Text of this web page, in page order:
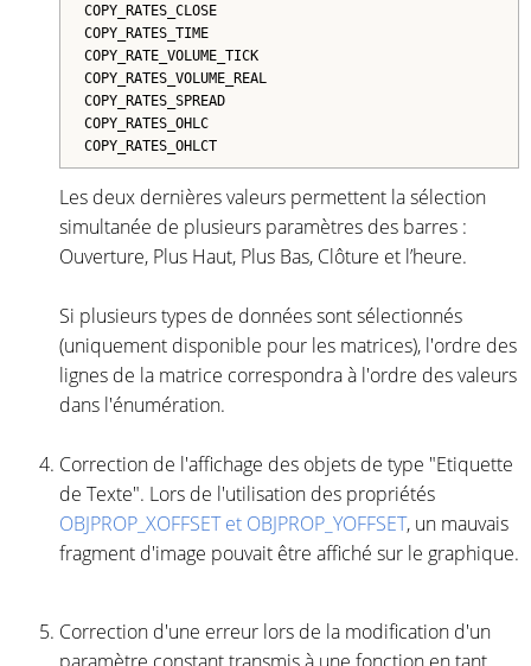
COPY_RATES_CLOSE
COPY_RATES_TIME
COPY_RATE_VOLUME_TICK
COPY_RATES_VOLUME_REAL
COPY_RATES_SPREAD
COPY_RATES_OHLC
COPY_RATES_OHLCT
Les deux dernières valeurs permettent la sélection
simultanée de plusieurs paramètres des barres :
Ouverture, Plus Haut, Plus Bas, Clôture et l’heure.
Si plusieurs types de données sont sélectionnés
(uniquement disponible pour les matrices), l'ordre des
lignes de la matrice correspondra à l'ordre des valeurs
dans l'énumération.
Correction de l'affichage des objets de type "Etiquette
de Texte". Lors de l'utilisation des propriétés
OBJPROP_XOFFSET et OBJPROP_YOFFSET, un mauvais
fragment d'image pouvait être affiché sur le graphique.
Correction d'une erreur lors de la modification d'un